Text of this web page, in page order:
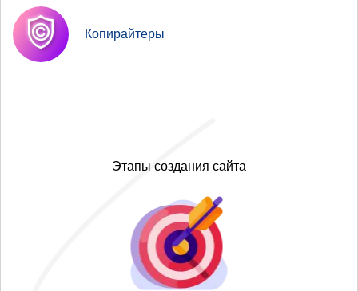
Копирайтеры
Этапы создания сайта